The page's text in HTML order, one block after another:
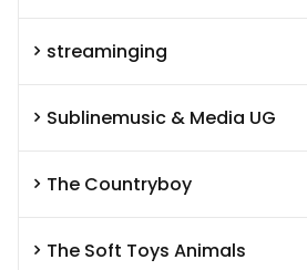
streaminging
Sublinemusic & Media UG
The Countryboy
The Soft Toys Animals